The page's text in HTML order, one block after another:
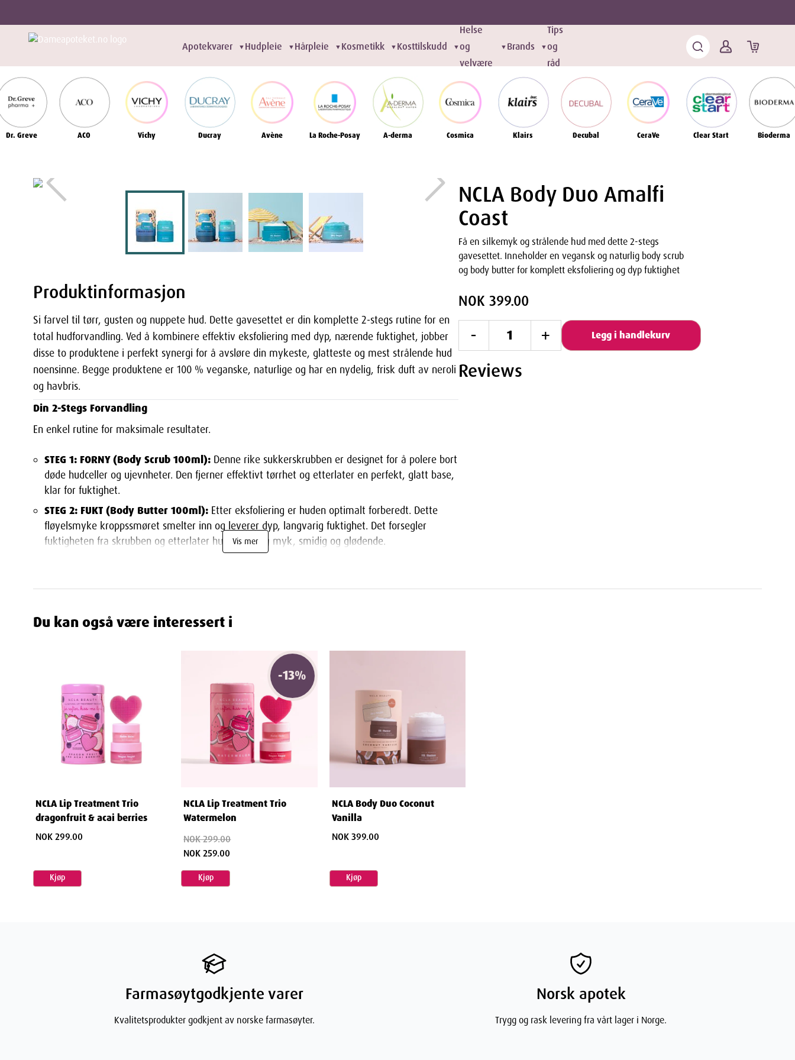
Apotekvarer ▼ Hudpleie ▼ Hårpleie ▼ Kosmetikk ▼ Kosttilskudd ▼
Helse
og
velvære
▼ Brands ▼
Tips
og
råd
Dr. Greve ACO Vichy Ducray Avène La Roche-Posay A-derma Cosmica Klairs Decubal CeraVe Clear Start Bioderma
Produktinformasjon
Si farvel til tørr, gusten og nuppete hud. Dette gavesettet er din komplette 2-stegs rutine for en
total hudforvandling. Ved å kombinere effektiv eksfoliering med dyp, nærende fuktighet, jobber
disse to produktene i perfekt synergi for å avsløre din mykeste, glatteste og mest strålende hud
noensinne. Begge produktene er 100 % veganske, naturlige og har en nydelig, frisk duft av neroli
og havbris.
Din 2-Stegs Forvandling
En enkel rutine for maksimale resultater.
STEG 1: FORNY (Body Scrub 100ml): Denne rike sukkerskrubben er designet for å polere bort
døde hudceller og ujevnheter. Den fjerner effektivt tørrhet og etterlater en perfekt, glatt base,
klar for fuktighet.
STEG 2: FUKT (Body Butter 100ml): Etter eksfoliering er huden optimalt forberedt. Dette
fløyelsmyke kroppssmøret smelter inn og leverer dyp, langvarig fuktighet. Det forsegler
fuktigheten fra skrubben og etterlater huden utrolig myk, smidig og glødende.
på tørr hud før du skrur på vannet. For en mildere polering, bruk på fuktig hud. Skyll godt av.
Bruk Smøret (Daglig):
Formulert med rene, naturlige og veganske ingredienser. Helt uten syntetiske fargestoffer, slik at
du kun gir huden din det beste.
Oppdag Din Mykeste Hud Noensinne!
Invester i en komplett rutine som gir synlige resultater.
Egenskaper
Navn:
Varenummer:
Ingredienser
Sugar Scrub: Sucrose (White Sugar), Glycerin, Purified Water, Sodium Cocoyl Isethothionate
(Hostapon SCI), Propylene Glycol, Disodium Laureth Sulfosuccinate, Stearic Acid, Salt (Sodium
Vis mer
NCLA Body Duo Amalfi
Coast
Få en silkemyk og strålende hud med dette 2-stegs
gavesettet. Inneholder en vegansk og naturlig body scrub
og body butter for komplett eksfoliering og dyp fuktighet
NOK 399.00
- + Legg i handlekurv
Reviews
Du kan også være interessert i
NCLA Lip Treatment Trio
dragonfruit & acai berries
NOK 299.00
Kjøp
-13%
NCLA Lip Treatment Trio
Watermelon
NOK 299.00
NOK 259.00
Kjøp
NCLA Body Duo Coconut
Vanilla
NOK 399.00
Kjøp
Farmasøytgodkjente varer
Kvalitetsprodukter godkjent av norske farmasøyter.
Norsk apotek
Trygg og rask levering fra vårt lager i Norge.